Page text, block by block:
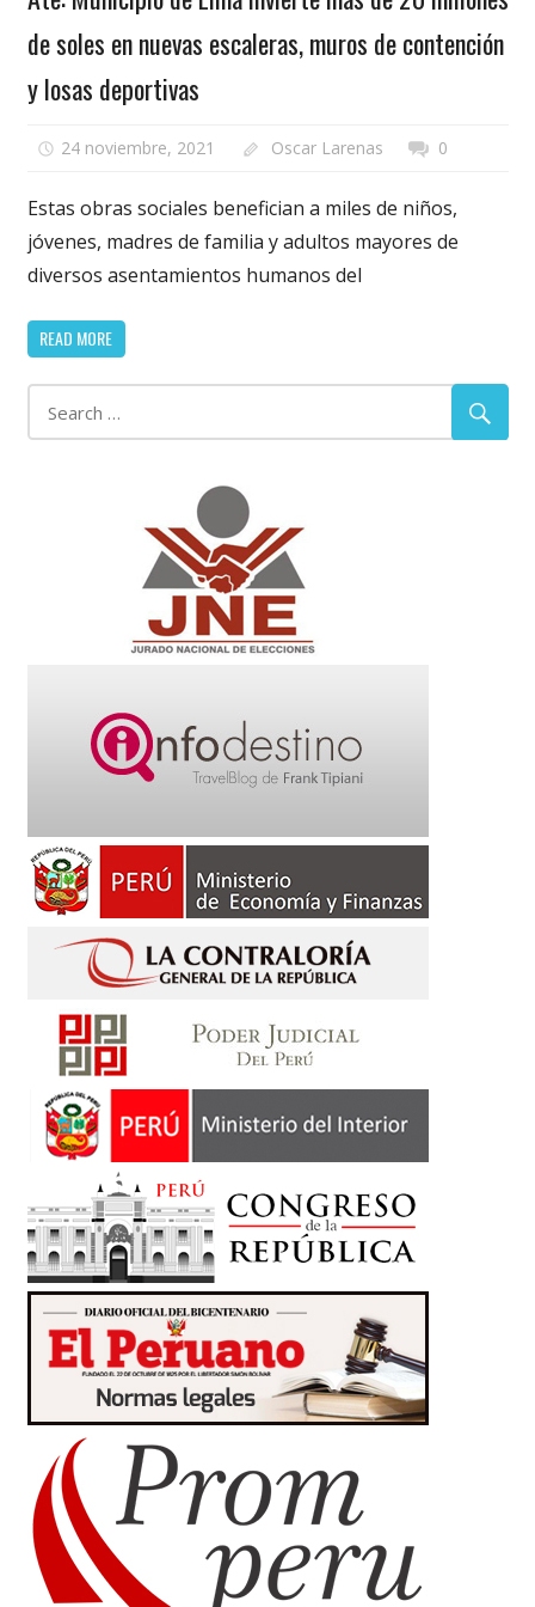
de soles en nuevas escaleras, muros de contención
y losas deportivas
24 noviembre, 2021 Oscar Larenas 0
Estas obras sociales benefician a miles de niños,
jóvenes, madres de familia y adultos mayores de
diversos asentamientos humanos del
READ MORE